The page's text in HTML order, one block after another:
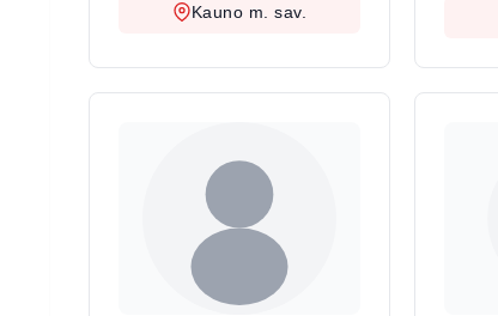
Kauno m. sav.